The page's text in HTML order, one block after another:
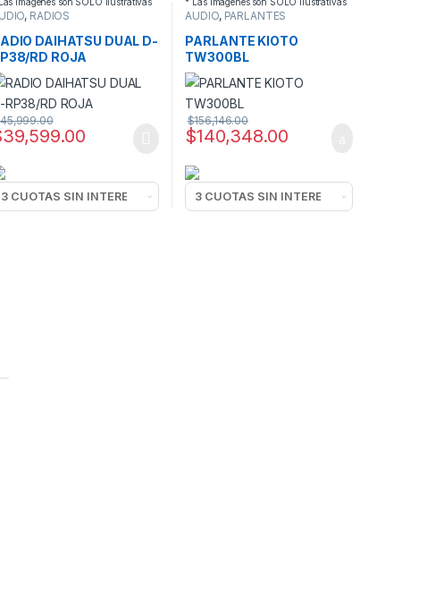
, RADIOS
DAIHATSU DUAL D-
RD ROJA
39,599.00
45,999.00
AUDIO, PARLANTES
PARLANTE KIOTO
TW300BL
$140,348.00
$156,146.00